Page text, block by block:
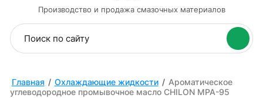
Производство и продажа смазочных материалов
Главная / Охлаждающие жидкости / Ароматическое
углеводородное промывочное масло CHILON MPA-95